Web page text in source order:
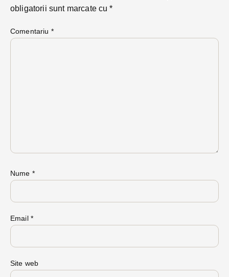
obligatorii sunt marcate cu*
Comentariu *
Nume *
Email *
Site web